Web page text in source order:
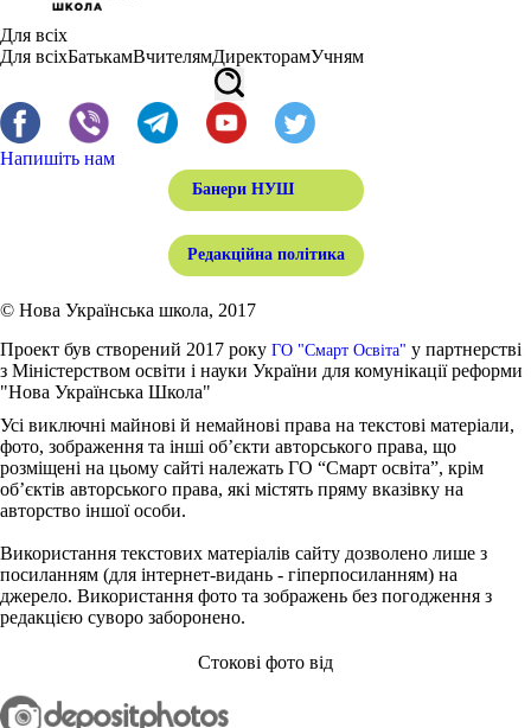
Для всіх
Для всіхБатькамВчителямДиректорамУчням
Напишіть нам
Банери НУШ
Редакційна політика
© Нова Українська школа, 2017
Проект був створений 2017 року ГО "Смарт Освіта" у партнерстві
з Міністерством освіти і науки України для комунікації реформи
"Нова Українська Школа"
Усі виключні майнові й немайнові права на текстові матеріали,
фото, зображення та інші об’єкти авторського права, що
розміщені на цьому сайті належать ГО “Смарт освіта”, крім
об’єктів авторського права, які містять пряму вказівку на
авторство іншої особи.
Використання текстових матеріалів сайту дозволено лише з
посиланням (для інтернет-видань - гіперпосиланням) на
джерело. Використання фото та зображень без погодження з
редакцією суворо заборонено.
Стокові фото від